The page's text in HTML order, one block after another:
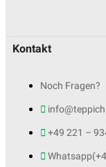
Kontakt
Noch Fragen?
+49 221 –